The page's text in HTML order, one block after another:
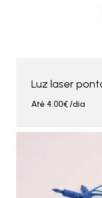
Luz laser
Até 4.00€/dia